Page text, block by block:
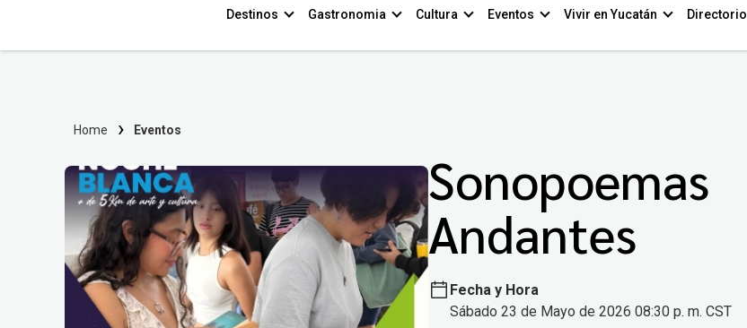
Destinos Gastronomia Cultura Eventos Vivir en Yucatán Directorio
Home Eventos
Sonopoemas
Andantes
Fecha y Hora
Sábado 23 de Mayo de 2026 08:30 p. m. CST